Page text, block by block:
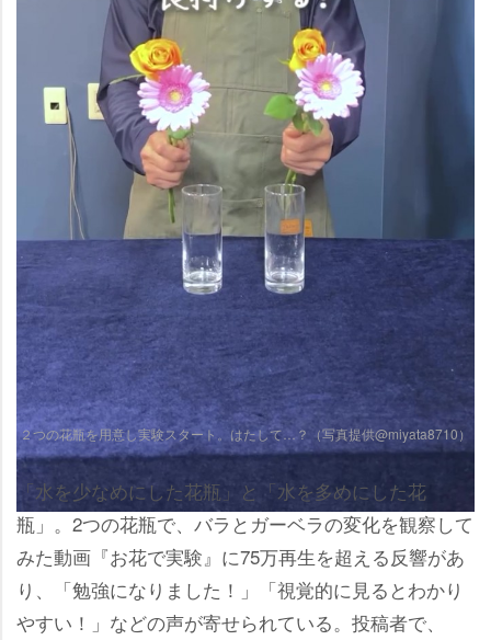
２つの花瓶を用意し実験スタート。はたして…？（写真提供@miyata8710）
「水を少なめにした花瓶」と「水を多めにした花
瓶」。2つの花瓶で、バラとガーベラの変化を観察して
みた動画『お花で実験』に75万再生を超える反響があ
り、「勉強になりました！」「視覚的に見るとわかり
すい！」などの声が寄せられている。投稿者で、